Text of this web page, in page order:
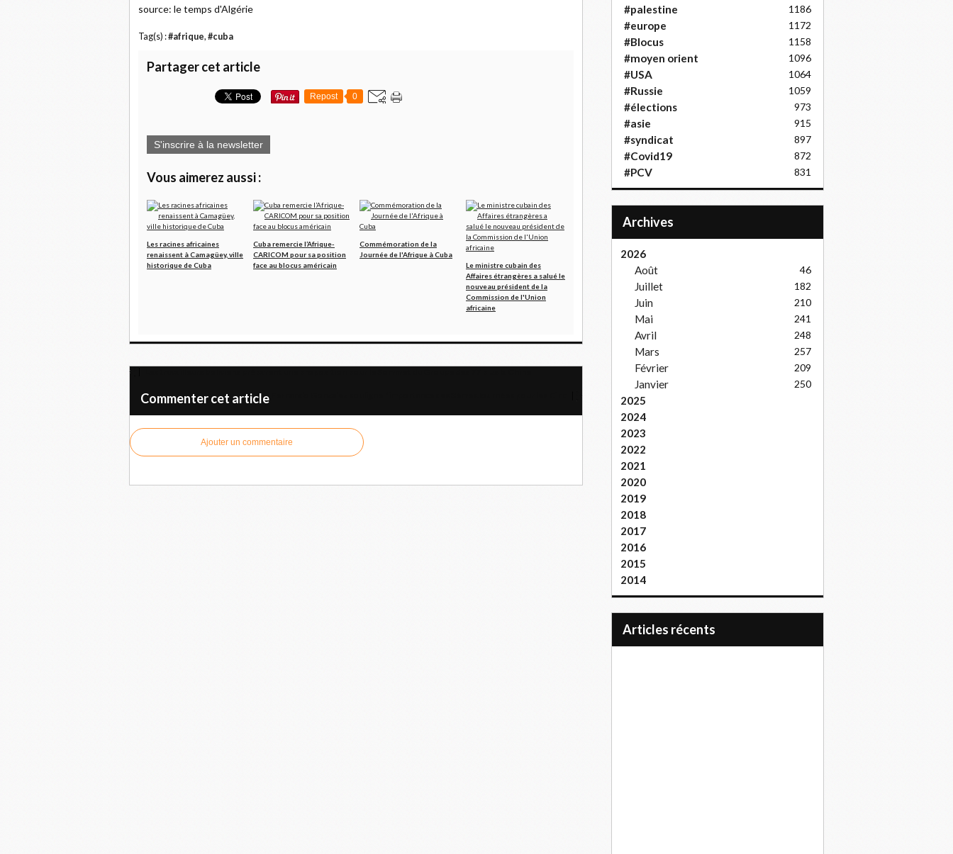
source: le temps d'Algérie
Tag(s) :#afrique, #cuba
Partager cet article
Repost 0
S'inscrire à la newsletter
Vous aimerez aussi :
Les racines africaines
renaissent à Camagüey, ville
historique de Cuba
Cuba remercie l’Afrique-
CARICOM pour sa position
face au blocus américain
Commémoration de la
Journée de l'Afrique à Cuba
Le ministre cubain des
Affaires étrangères a salué le
nouveau président de la
Commission de l'Union
africaine
Commenter cet article
Ajouter un commentaire
#palestine 1186
#europe 1172
#Blocus 1158
#moyen orient 1096
#USA 1064
#Russie 1059
#élections 973
#asie 915
#syndicat 897
#Covid19 872
#PCV 831
Archives
2026
Août
46
Juillet 182
Juin 210
Mai 241
Avril 248
Mars 257
Février 209
Janvier 250
2025
2024
2023
2022
2021
2020
2019
2018
2017
2016
2015
2014
articles récents